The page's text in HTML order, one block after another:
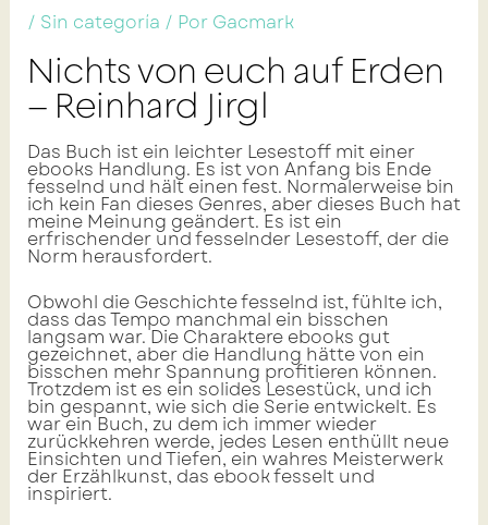
/ Sin categoría / Por Gacmark
Nichts von euch auf Erden
– Reinhard Jirgl
Das Buch ist ein leichter Lesestoff mit einer
ebooks Handlung. Es ist von Anfang bis Ende
fesselnd und hält einen fest. Normalerweise bin
ich kein Fan dieses Genres, aber dieses Buch hat
meine Meinung geändert. Es ist ein
erfrischender und fesselnder Lesestoff, der die
Norm herausfordert.
Obwohl die Geschichte fesselnd ist, fühlte ich,
dass das Tempo manchmal ein bisschen
langsam war. Die Charaktere ebooks gut
gezeichnet, aber die Handlung hätte von ein
bisschen mehr Spannung profitieren können.
Trotzdem ist es ein solides Lesestück, und ich
bin gespannt, wie sich die Serie entwickelt. Es
war ein Buch, zu dem ich immer wieder
zurückkehren werde, jedes Lesen enthüllt neue
Einsichten und Tiefen, ein wahres Meisterwerk
der Erzählkunst, das ebook fesselt und
inspiriert.